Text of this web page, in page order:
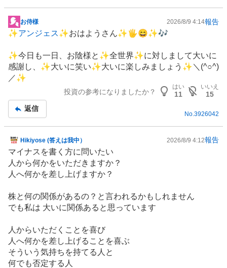
掲
示
記
事
お侍様 2026/8/9 4:14報告
✨アンジェス✨おはようさん✨🖐😄✨🎶
✨今日も一日、お陰様と✨全世界✨に対しまして大いに
感謝し、✨大いに笑い✨大いに楽しみましょう✨＼(^○^)
／✨
投資の参考になりましたか？
はい
11
いいえ
15
返信
No. 3926042
掲
示
板
記
Hikiyose (答えは我中） 2026/8/9 4:12報告
マイナスを書く方に問いたい
人から何かをいただきますか？
人へ何かを差し上げますか？
株と何の関係があるの？と言われるかもしれません
でも私は 大いに関係あると思っています
人からいただくことを喜び
人へ何かを差し上げることを喜ぶ
そういう気持ちを持てる人と
何でも否定する人